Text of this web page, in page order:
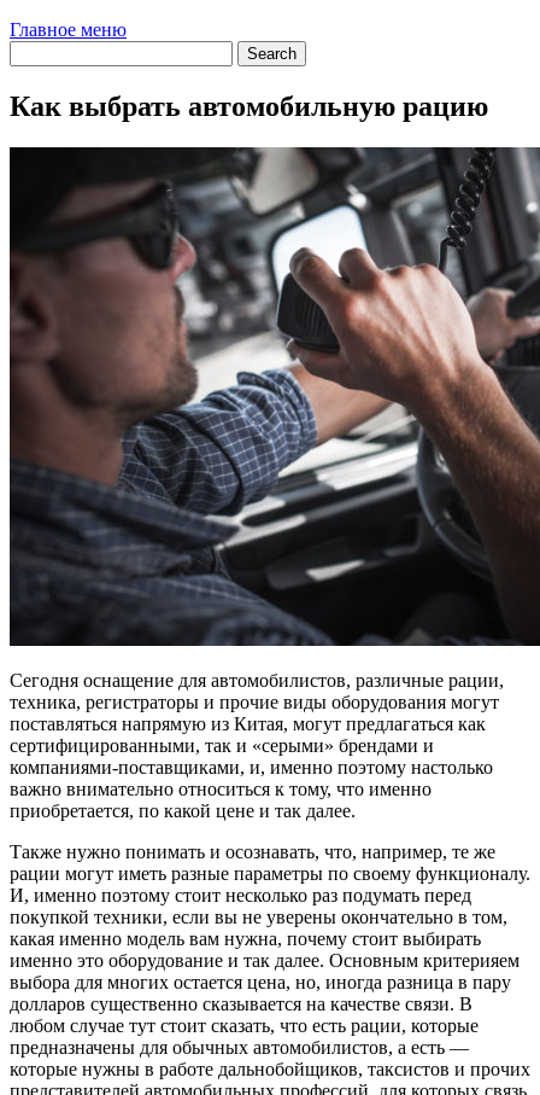
Главное меню
Как выбрать автомобильную рацию
Сегодня оснащение для автомобилистов, различные рации,
техника, регистраторы и прочие виды оборудования могут
поставляться напрямую из Китая, могут предлагаться как
сертифицированными, так и «серыми» брендами и
компаниями-поставщиками, и, именно поэтому настолько
важно внимательно относиться к тому, что именно
приобретается, по какой цене и так далее.
Также нужно понимать и осознавать, что, например, те же
рации могут иметь разные параметры по своему функционалу.
И, именно поэтому стоит несколько раз подумать перед
покупкой техники, если вы не уверены окончательно в том,
какая именно модель вам нужна, почему стоит выбирать
именно это оборудование и так далее. Основным критерияем
выбора для многих остается цена, но, иногда разница в пару
долларов существенно сказывается на качестве связи. В
любом случае тут стоит сказать, что есть рации, которые
предназначены для обычных автомобилистов, а есть —
которые нужны в работе дальнобойщиков, таксистов и прочих
представителей автомобильных профессий, для которых связь